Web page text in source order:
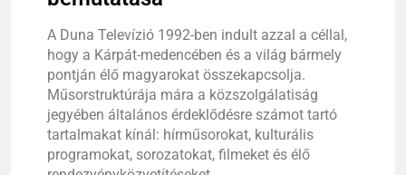
A Duna Televízió 1992-ben indult azzal a céllal,
hogy a Kárpát-medencében és a világ bármely
pontján élő magyarokat összekapcsolja.
Műsorstruktúrája mára a közszolgálatiság
jegyében általános érdeklődésre számot tartó
tartalmakat kínál: hírműsorokat, kulturális
programokat, sorozatokat, filmeket és élő